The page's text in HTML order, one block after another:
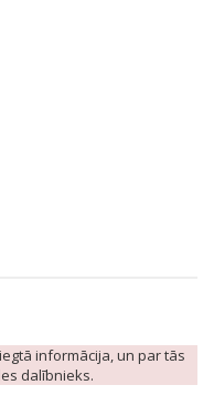
informācija, un par tās
dalībnieks.